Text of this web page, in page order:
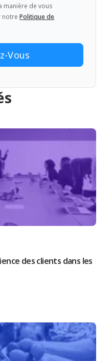
manière de vous
notrePolitique de
des clients dans les